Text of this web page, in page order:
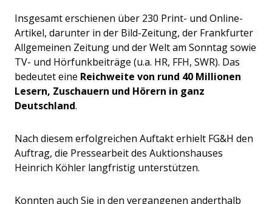
Insgesamt erschienen über 230 Print- und Online-
Artikel, darunter in der Bild-Zeitung, der Frankfurter
Allgemeinen Zeitung und der Welt am Sonntag sowie
TV- und Hörfunkbeiträge (u.a. HR, FFH, SWR). Das
bedeutet eine Reichweite von rund 40 Millionen
Lesern, Zuschauern und Hörern in ganz
Deutschland.
Nach diesem erfolgreichen Auftakt erhielt FG&H den
Auftrag, die Pressearbeit des Auktionshauses
Heinrich Köhler langfristig unterstützen.
Konnten auch Sie in den vergangenen anderthalb